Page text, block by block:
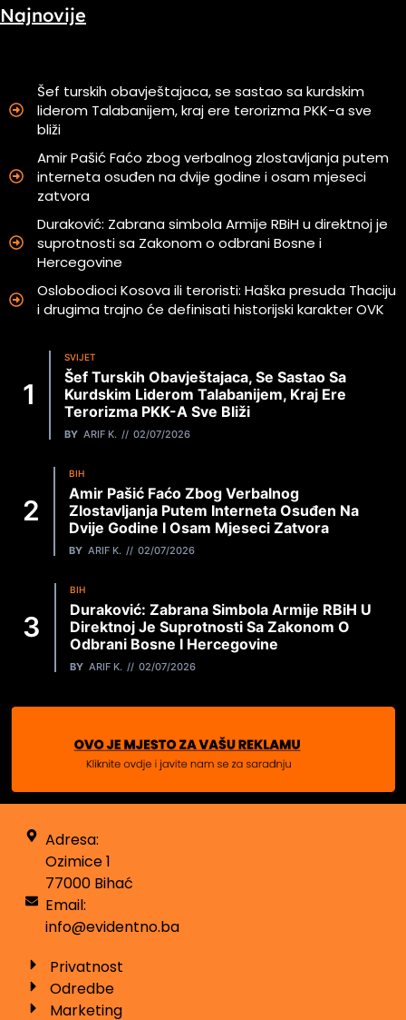
Najnovije
Šef turskih obavještajaca, se sastao sa kurdskim
liderom Talabanijem, kraj ere terorizma PKK-a sve
bliži
Amir Pašić Faćo zbog verbalnog zlostavljanja putem
interneta osuđen na dvije godine i osam mjeseci
zatvora
Duraković: Zabrana simbola Armije RBiH u direktnoj je
suprotnosti sa Zakonom o odbrani Bosne i
Hercegovine
Oslobodioci Kosova ili teroristi: Haška presuda Thaciju
i drugima trajno će definisati historijski karakter OVK
SVIJET
Šef Turskih Obavještajaca, Se Sastao Sa
Kurdskim Liderom Talabanijem, Kraj Ere
Terorizma PKK-A Sve Bliži
BY ARIF K. 02/07/2026
BIH
Amir Pašić Faćo Zbog Verbalnog
Zlostavljanja Putem Interneta Osuđen Na
Dvije Godine I Osam Mjeseci Zatvora
BY ARIF K. 02/07/2026
BIH
Duraković: Zabrana Simbola Armije RBiH U
Direktnoj Je Suprotnosti Sa Zakonom O
Odbrani Bosne I Hercegovine
BY ARIF K. 02/07/2026
Adresa:
Ozimice 1
77000 Bihać
Email:
info@evidentno.ba
Privatnost
Odredbe
Marketing